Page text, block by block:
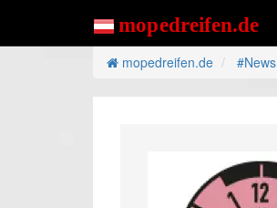
mopedreifen.de #News